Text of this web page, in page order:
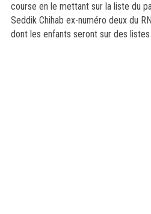
course en le mettant sur la liste du
Seddik Chihab ex-numéro deux du
dont les enfants seront sur des